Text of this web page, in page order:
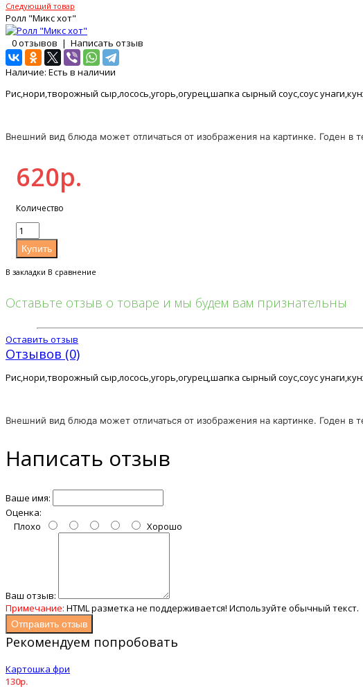
Следующий товар
Ролл "Микс хот"
0 отзывов | Написать отзыв
Наличие: Есть в наличии
Рис,нори,творожный сыр,лосось,угорь,огурец,шапка сырный соус,соус
Внешний вид блюда может отличаться от изображения на картинке. Годен в
620р.
Количество
В закладки В сравнение
Оставьте отзыв о товаре и мы будем вам признательны
Оставить отзыв
Отзывов (0)
Рис,нори,творожный сыр,лосось,угорь,огурец,шапка сырный соус,соус
Внешний вид блюда может отличаться от изображения на картинке. Годен в
Написать отзыв
Ваше имя:
Оценка:
Плохо
Хорошо
Ваш отзыв:
Примечание: HTML разметка не поддерживается! Используйте обычный текст.
Отправить отзыв
Рекомендуем попробовать
Картошка фри
130р.